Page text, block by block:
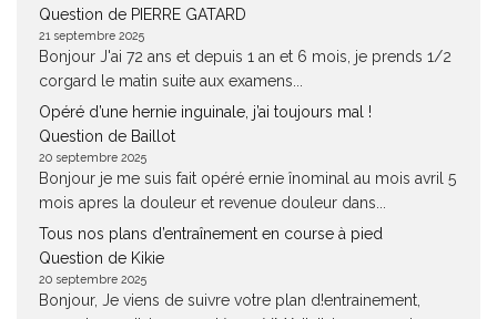
Question de PIERRE GATARD
21 septembre 2025
Bonjour J'ai 72 ans et depuis 1 an et 6 mois, je prends 1/2
corgard le matin suite aux examens...
Opéré d’une hernie inguinale, j’ai toujours mal !
Question de Baillot
20 septembre 2025
Bonjour je me suis fait opéré ernie înominal au mois avril 5
mois apres la douleur et revenue douleur dans...
Tous nos plans d’entraînement en course à pied
Question de Kikie
20 septembre 2025
Bonjour, Je viens de suivre votre plan d!entrainement,